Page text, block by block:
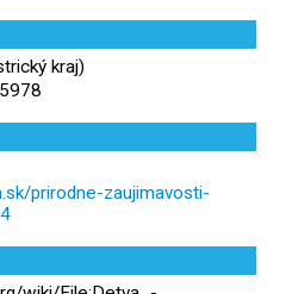
kraj)
prirodne-zaujimavosti-